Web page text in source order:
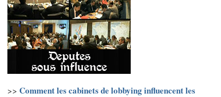
>> Comment les cabinets de lobbying influencent les